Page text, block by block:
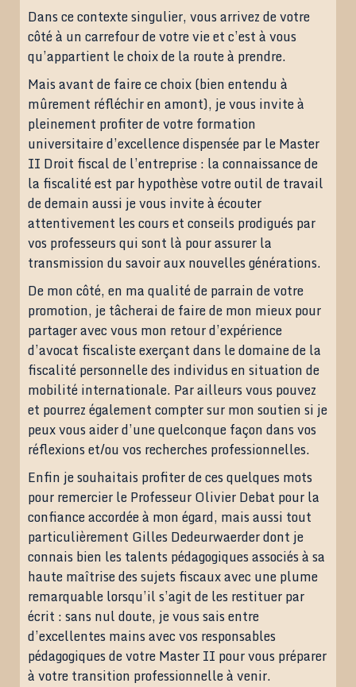
Dans ce contexte singulier, vous arrivez de votre
côté à un carrefour de votre vie et c’est à vous
qu’appartient le choix de la route à prendre.
Mais avant de faire ce choix (bien entendu à
mûrement réfléchir en amont), je vous invite à
pleinement profiter de votre formation
universitaire d’excellence dispensée par le Master
II Droit fiscal de l’entreprise : la connaissance de
la fiscalité est par hypothèse votre outil de travail
de demain aussi je vous invite à écouter
attentivement les cours et conseils prodigués par
vos professeurs qui sont là pour assurer la
transmission du savoir aux nouvelles générations.
De mon côté, en ma qualité de parrain de votre
promotion, je tâcherai de faire de mon mieux pour
partager avec vous mon retour d’expérience
d’avocat fiscaliste exerçant dans le domaine de la
fiscalité personnelle des individus en situation de
mobilité internationale. Par ailleurs vous pouvez
et pourrez également compter sur mon soutien si je
peux vous aider d’une quelconque façon dans vos
réflexions et/ou vos recherches professionnelles.
Enfin je souhaitais profiter de ces quelques mots
pour remercier le Professeur Olivier Debat pour la
confiance accordée à mon égard, mais aussi tout
particulièrement Gilles Dedeurwaerder dont je
connais bien les talents pédagogiques associés à sa
haute maîtrise des sujets fiscaux avec une plume
remarquable lorsqu’il s’agit de les restituer par
écrit : sans nul doute, je vous sais entre
d’excellentes mains avec vos responsables
pédagogiques de votre Master II pour vous préparer
à votre transition professionnelle à venir.